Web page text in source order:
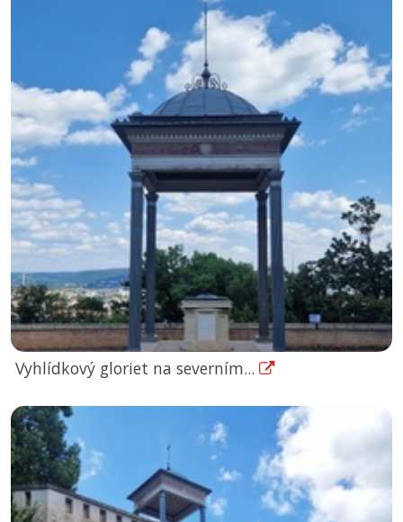
Vyhlídkový gloriet na severním...